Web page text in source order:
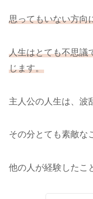
思ってもいない方向
人生はとても不思議
じます。
主人公の人生は、波
その分とても素敵な
他の人が経験したこ